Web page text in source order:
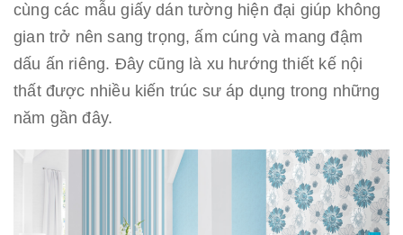
cùng các mẫu giấy dán tường hiện đại giúp không
gian trở nên sang trọng, ấm cúng và mang đậm
dấu ấn riêng. Đây cũng là xu hướng thiết kế nội
thất được nhiều kiến trúc sư áp dụng trong những
năm gần đây.